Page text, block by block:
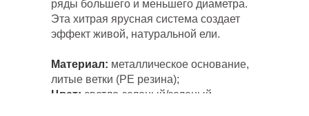
ряды большего и меньшего диаметра.
Эта хитрая ярусная система создает
эффект живой, натуральной ели.
Материал: металлическое основание,
литые ветки (PE резина);
Цвет: светло-зеленый/зеленый